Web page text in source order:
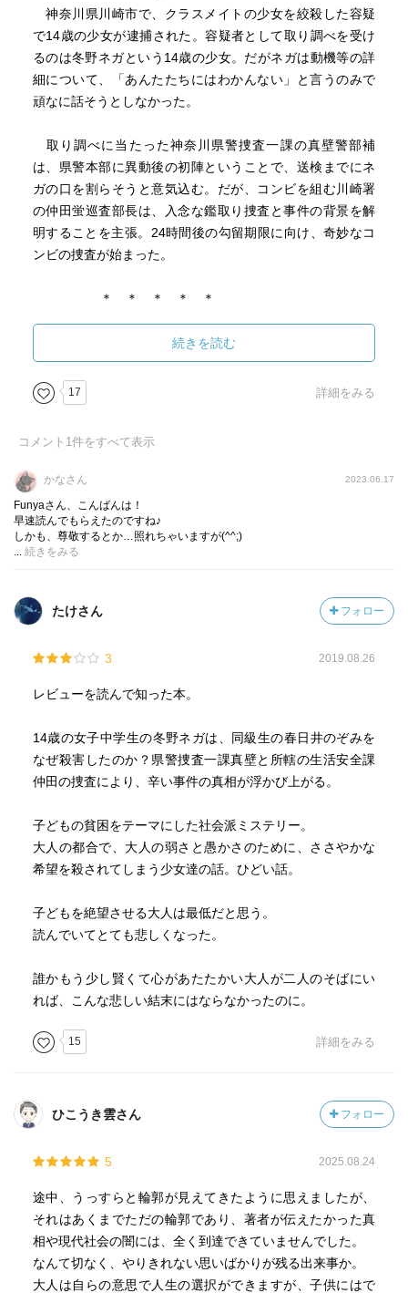
神奈川県川崎市で、クラスメイトの少女を絞殺した容疑
で14歳の少女が逮捕された。容疑者として取り調べを受け
るのは冬野ネガという14歳の少女。だがネガは動機等の詳
細について、「あんたたちにはわかんない」と言うのみで
頑なに話そうとしなかった。
取り調べに当たった神奈川県警捜査一課の真壁警部補
は、県警本部に異動後の初陣ということで、送検までにネ
ガの口を割らそうと意気込む。だが、コンビを組む川崎署
の仲田蛍巡査部長は、入念な鑑取り捜査と事件の背景を解
明することを主張。24時間後の勾留期限に向け、奇妙なコ
ンビの捜査が始まった。
＊ ＊ ＊ ＊ ＊
現代社会の問題点がいくつも重なり合って生んだ悲劇。
その被害者がネガとのぞみであることは疑いないでしょ
う。
と、子どもたちを支援機関に繋ぐべき教師の多忙による疲
弊。
貧困は昔からありましたが、正業につき地道に働くこと
で、そこから抜け出すということが、かつてはできまし
た。
たことで、非正規労働者が増えた結果として貧富格差が拡
大。貧困から脱することは困難になってきています。
理由でした。
あれだけ前向きで明るかったのぞみを絶望させたのはフ
ルートが続けられなくなるという生活保護の制約の壁で
行政は「文化的な生活」を時代に合うように解釈してい
くべきだと思います。さもないと意欲と才能の芽を摘むば
かりでしょう。
とにかく、深刻な社会問題について、いろいろ考えずに
はいられない、優れた社会派小説だったと思います。
また、本作はミステリー小説としても上質でした。何よ
り終盤の展開がみごとで読後の満足度を高めてくれていま
で、彼女が主役のシリーズが読みたくなるほどでした。
ブクログの先達として尊敬するかなさんオススメの天祢
涼ミステリー１作目。期待以上のおもしろさでした。
あと２作も楽しみです。かなさん、ありがとうございま
した。
続きを読む
17 詳細をみる
コメント 1件をすべて表示
かなさん 2023.06.17
Funyaさん、こんばんは！
早速読んでもらえたのですね♪
しかも、尊敬するとか…照れちゃいますが(^^;)
... 続きをみる
たけさん フォロー
3 2019.08.26
レビューを読んで知った本。
14歳の女子中学生の冬野ネガは、同級生の春日井のぞみを
なぜ殺害したのか？県警捜査一課真壁と所轄の生活安全課
仲田の捜査により、辛い事件の真相が浮かび上がる。
子どもの貧困をテーマにした社会派ミステリー。
大人の都合で、大人の弱さと愚かさのために、ささやかな
希望を殺されてしまう少女達の話。ひどい話。
子どもを絶望させる大人は最低だと思う。
読んでいてとても悲しくなった。
誰かもう少し賢くて心があたたかい大人が二人のそばにい
れば、こんな悲しい結末にはならなかったのに。
15 詳細をみる
ひこうき雲さん フォロー
5 2025.08.24
途中、うっすらと輪郭が見えてきたように思えましたが、
それはあくまでただの輪郭であり、著者が伝えたかった真
相や現代社会の闇には、全く到達できていませんでした。
なんて切なく、やりきれない思いばかりが残る出来事か。
大人は自らの意思で人生の選択ができますが、子供にはで